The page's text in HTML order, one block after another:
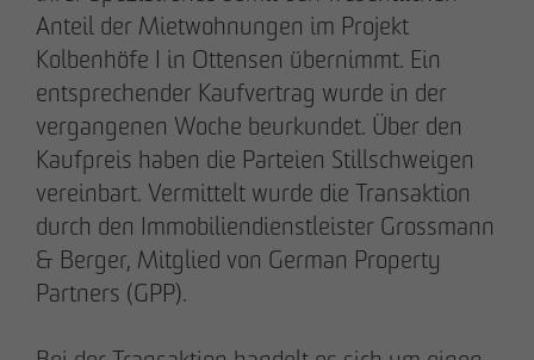
Anteil der Mietwohnungen im Projekt
Kolbenhöfe I in Ottensen übernimmt. Ein
entsprechender Kaufvertrag wurde in der
vergangenen Woche beurkundet. Über den
Kaufpreis haben die Parteien Stillschweigen
vereinbart. Vermittelt wurde die Transaktion
durch den Immobiliendienstleister Grossmann
& Berger, Mitglied von German Property
Partners (GPP).
Holzhybridbauweise